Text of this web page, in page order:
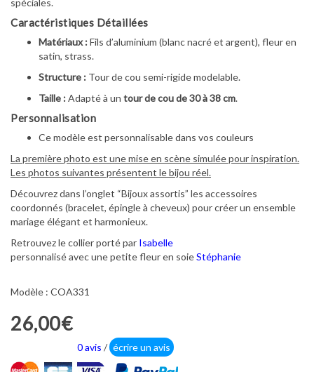
spéciales.
Caractéristiques Détaillées
Matériaux :Fils d’aluminium (blanc nacré et argent), fleur en
satin, strass.
Structure : Tour de cou semi-rigide modelable.
Taille :Adapté à un tour de cou de 30 à 38 cm.
Personnalisation
Ce modèle est personnalisable dans vos couleurs
La première photo est une mise en scène simulée pour inspiration.
Les photos suivantes présentent le bijou réel.
Découvrez dans l’onglet “Bijoux assortis” les accessoires
coordonnés (bracelet, épingle à cheveux) pour créer un ensemble
mariage élégant et harmonieux.
Retrouvez le collier porté par Isabelle
personnalisé avec une petite fleur en soieStéphanie
Modèle : COA331
26,00€
0 avis / écrire un avis